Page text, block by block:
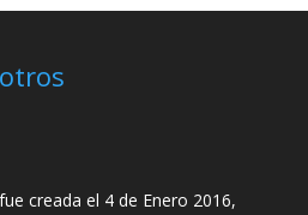
creada el 4 de Enero 2016,